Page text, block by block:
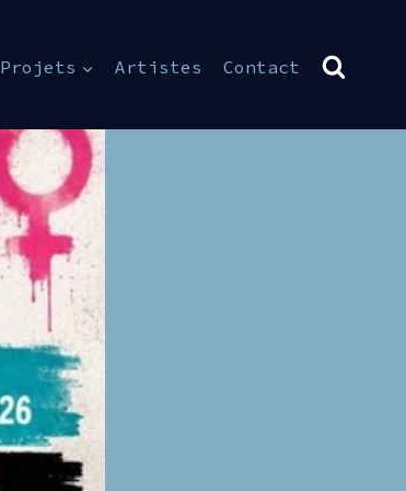
Projets Artistes Contact